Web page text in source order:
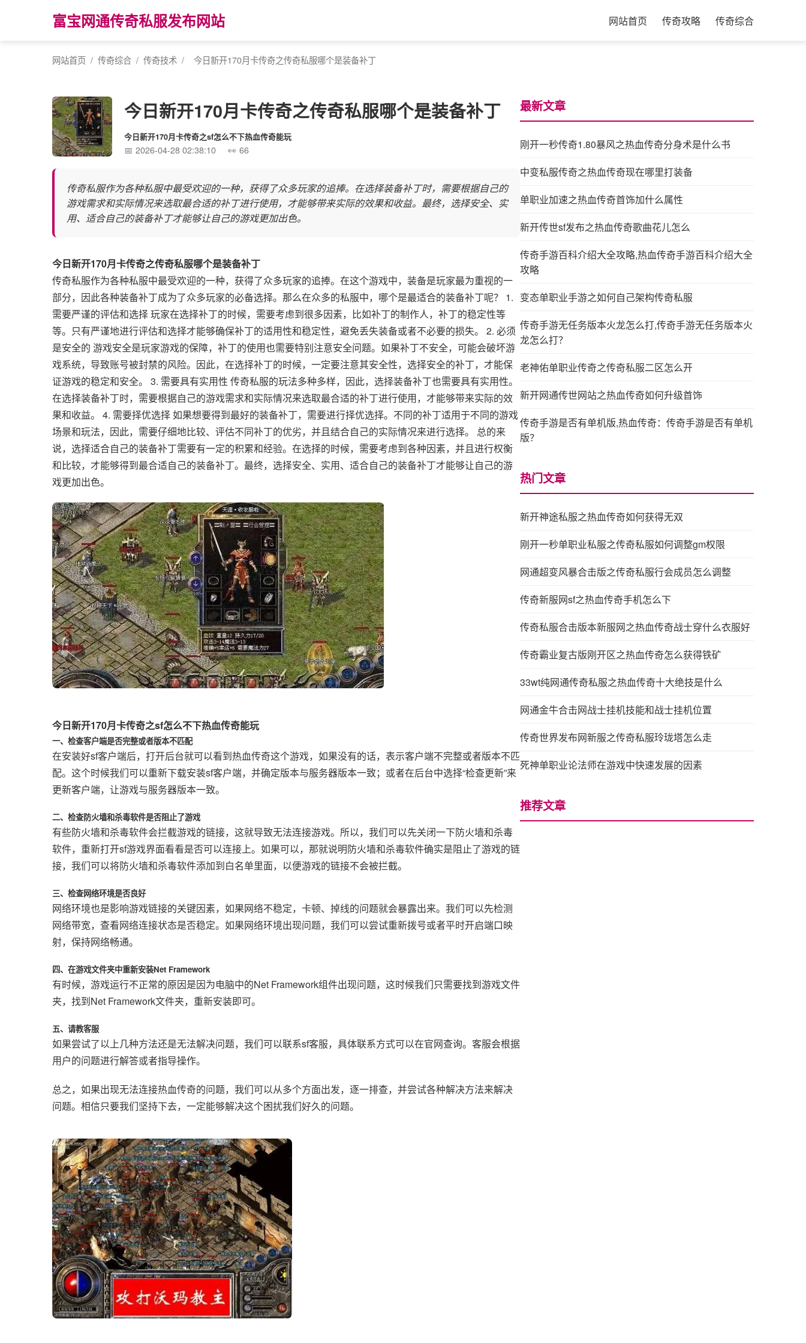
富宝网通传奇私服发布网站 网站首页 传奇攻略 传奇综合
网站首页 / 传奇综合 / 传奇技术 / 今日新开170月卡传奇之传奇私服哪个是装备补丁
今日新开170月卡传奇之传奇私服哪个是装备补丁
今日新开170月卡传奇之sf怎么不下热血传奇能玩
2026-04-28 02:38:10 66
传奇私服作为各种私服中最受欢迎的一种，获得了众多玩家的追捧。在选择装备补丁时，需要根据自己的
游戏需求和实际情况来选取最合适的补丁进行使用，才能够带来实际的效果和收益。最终，选择安全、实
用、适合自己的装备补丁才能够让自己的游戏更加出色。
今日新开170月卡传奇之传奇私服哪个是装备补丁
传奇私服作为各种私服中最受欢迎的一种，获得了众多玩家的追捧。在这个游戏中，装备是玩家最为重视的一
部分，因此各种装备补丁成为了众多玩家的必备选择。那么在众多的私服中，哪个是最适合的装备补丁呢？ 1.
需要严谨的评估和选择 玩家在选择补丁的时候，需要考虑到很多因素，比如补丁的制作人，补丁的稳定性等
等。只有严谨地进行评估和选择才能够确保补丁的适用性和稳定性，避免丢失装备或者不必要的损失。 2. 必须
是安全的 游戏安全是玩家游戏的保障，补丁的使用也需要特别注意安全问题。如果补丁不安全，可能会破坏游
戏系统，导致账号被封禁的风险。因此，在选择补丁的时候，一定要注意其安全性，选择安全的补丁，才能保
证游戏的稳定和安全。 3. 需要具有实用性 传奇私服的玩法多种多样，因此，选择装备补丁也需要具有实用性。
在选择装备补丁时，需要根据自己的游戏需求和实际情况来选取最合适的补丁进行使用，才能够带来实际的效
果和收益。 4. 需要择优选择 如果想要得到最好的装备补丁，需要进行择优选择。不同的补丁适用于不同的游戏
场景和玩法，因此，需要仔细地比较、评估不同补丁的优劣，并且结合自己的实际情况来进行选择。 总的来
说，选择适合自己的装备补丁需要有一定的积累和经验。在选择的时候，需要考虑到各种因素，并且进行权衡
和比较，才能够得到最合适自己的装备补丁。最终，选择安全、实用、适合自己的装备补丁才能够让自己的游
戏更加出色。
今日新开170月卡传奇之sf怎么不下热血传奇能玩
一、检查客户端是否完整或者版本不匹配
在安装好sf客户端后，打开后台就可以看到热血传奇这个游戏，如果没有的话，表示客户端不完整或者版本不匹
配。这个时候我们可以重新下载安装sf客户端，并确定版本与服务器版本一致；或者在后台中选择“检查更新”来
更新客户端，让游戏与服务器版本一致。
二、检查防火墙和杀毒软件是否阻止了游戏
有些防火墙和杀毒软件会拦截游戏的链接，这就导致无法连接游戏。所以，我们可以先关闭一下防火墙和杀毒
软件，重新打开sf游戏界面看看是否可以连接上。如果可以，那就说明防火墙和杀毒软件确实是阻止了游戏的链
接，我们可以将防火墙和杀毒软件添加到白名单里面，以便游戏的链接不会被拦截。
三、检查网络环境是否良好
网络环境也是影响游戏链接的关键因素，如果网络不稳定，卡顿、掉线的问题就会暴露出来。我们可以先检测
网络带宽，查看网络连接状态是否稳定。如果网络环境出现问题，我们可以尝试重新拨号或者平时开启端口映
射，保持网络畅通。
四、在游戏文件夹中重新安装Net Framework
有时候，游戏运行不正常的原因是因为电脑中的Net Framework组件出现问题，这时候我们只需要找到游戏文件
夹，找到Net Framework文件夹，重新安装即可。
五、请教客服
如果尝试了以上几种方法还是无法解决问题，我们可以联系sf客服，具体联系方式可以在官网查询。客服会根据
用户的问题进行解答或者指导操作。
总之，如果出现无法连接热血传奇的问题，我们可以从多个方面出发，逐一排查，并尝试各种解决方法来解决
问题。相信只要我们坚持下去，一定能够解决这个困扰我们好久的问题。
最新文章
刚开一秒传奇1.80暴风之热血传奇分身术是什么书
中变私服传奇之热血传奇现在哪里打装备
单职业加速之热血传奇首饰加什么属性
新开传世sf发布之热血传奇歌曲花儿怎么
传奇手游百科介绍大全攻略,热血传奇手游百科介绍大全
攻略
变态单职业手游之如何自己架构传奇私服
传奇手游无任务版本火龙怎么打,传奇手游无任务版本火
龙怎么打？
老神佑单职业传奇之传奇私服二区怎么开
新开网通传世网站之热血传奇如何升级首饰
传奇手游是否有单机版,热血传奇：传奇手游是否有单机
版？
热门文章
新开神途私服之热血传奇如何获得无双
刚开一秒单职业私服之传奇私服如何调整gm权限
网通超变风暴合击版之传奇私服行会成员怎么调整
传奇新服网sf之热血传奇手机怎么下
传奇私服合击版本新服网之热血传奇战士穿什么衣服好
传奇霸业复古版刚开区之热血传奇怎么获得铁矿
33wt纯网通传奇私服之热血传奇十大绝技是什么
网通金牛合击网战士挂机技能和战士挂机位置
传奇世界发布网新服之传奇私服玲珑塔怎么走
死神单职业论法师在游戏中快速发展的因素
推荐文章